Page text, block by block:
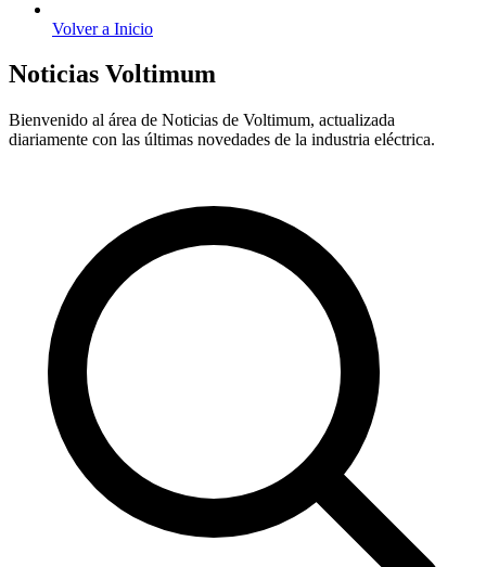
Volver a Inicio
Noticias Voltimum
Bienvenido al área de Noticias de Voltimum, actualizada
diariamente con las últimas novedades de la industria eléctrica.